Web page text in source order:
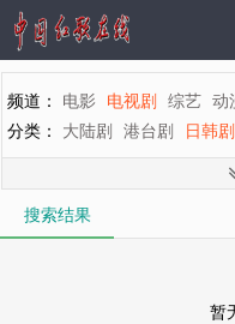
频道： 电影 电视剧 综艺 动
分类： 大陆剧 港台剧 日韩剧
剧情： 全部 言情 都市 家庭
地区： 全部 内地 香港 台湾
年代： 全部
搜索结果
暂